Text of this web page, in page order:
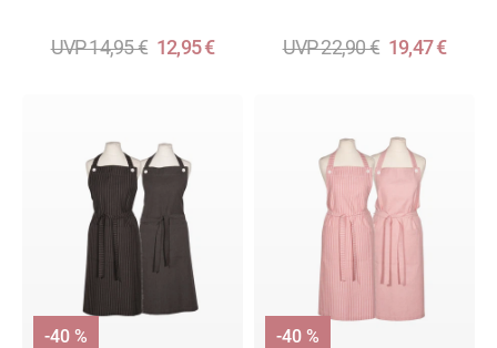
UVP 14,95 € 12,95 € UVP 22,90 € 19,47 €
-40 % -40 %